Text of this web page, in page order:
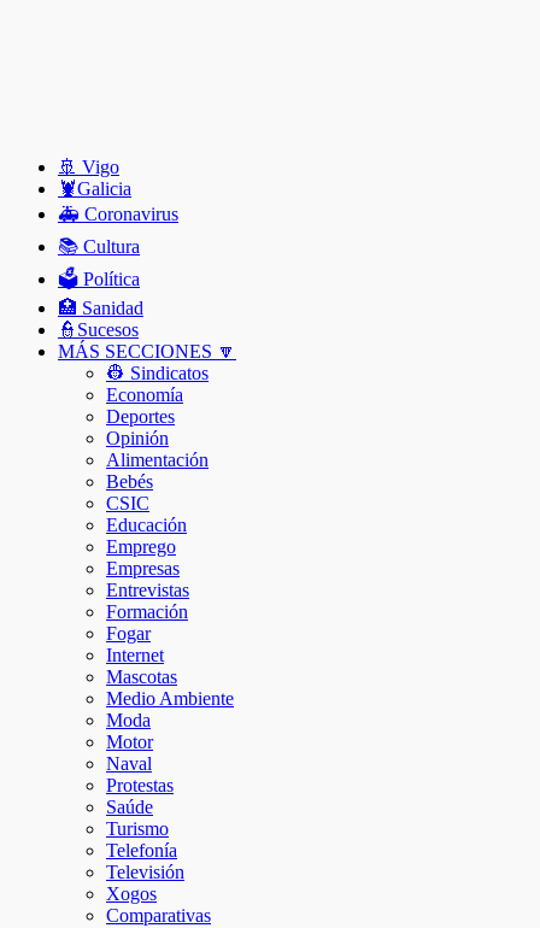
🚢 Vigo
🦞️Galicia
🚑 Coronavirus
📚 Cultura
🗳️ Política
🏥 Sanidad
👮Sucesos
MÁS SECCIONES 🔽
👷 Sindicatos
Economía
Deportes
Opinión
Alimentación
Bebés
CSIC
Educación
Emprego
Empresas
Entrevistas
Formación
Fogar
Internet
Mascotas
Medio Ambiente
Moda
Motor
Naval
Protestas
Saúde
Turismo
Telefonía
Televisión
Xogos
Comparativas